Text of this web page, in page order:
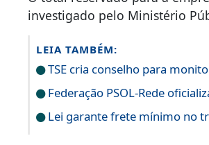
investigado pelo Ministério
LEIA TAMBÉM:
TSE cria conselho para
Federação PSOL-Rede
Lei garante frete mínimo no